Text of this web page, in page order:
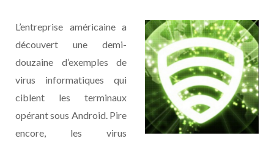
L’entreprise américaine a
découvert une demi-
douzaine d’exemples de
virus informatiques qui
ciblent les terminaux
opérant sous Android. Pire
encore, les virus